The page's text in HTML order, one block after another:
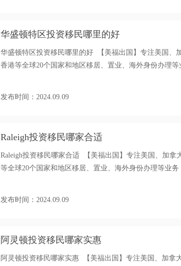
华盛顿特区投资移民哪里的好
华盛顿特区投资移民哪里的好 【美福出国】专注美国、
香港等全球20个国家和地区移居、置业、海外身份办理等
发布时间：2024.09.09
Raleigh投资移民哪家合适
Raleigh投资移民哪家合适 【美福出国】专注美国、加拿
等全球20个国家和地区移居、置业、海外身份办理等业务
发布时间：2024.09.09
阿灵顿投资移民哪家实惠
阿灵顿投资移民哪家实惠 【美福出国】专注美国、加拿